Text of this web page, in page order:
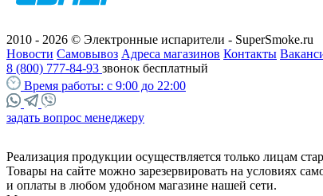
2010 - 2026 © Электронные испарители - SuperSmoke.ru
Новости Самовывоз Адреса магазинов Контакты
8 (800) 777-84-93 звонок бесплатный
Время работы: с 9:00 до 22:00
задать вопрос менеджеру
Реализация продукции осуществляется только лицам
Товары на сайте можно зарезервировать на условиях
и оплаты в любом удобном магазине нашей сети.